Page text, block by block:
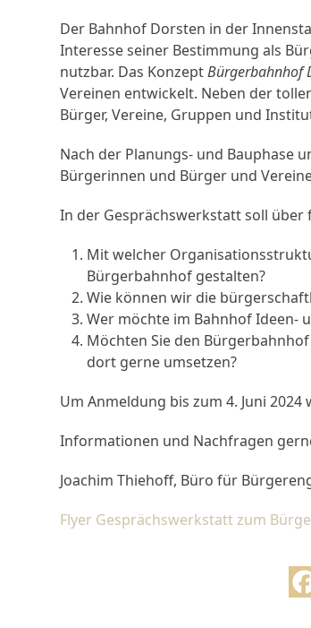
Der Bahnhof Dorsten in der
Interesse seiner Bestimmung als
nutzbar. Das KonzeptBürgerbahnhof
Vereinen entwickelt. Neben der
Bürger, Vereine, Gruppen und
Nach der Planungs- und Bauphase
Bürgerinnen und Bürger und
In der Gesprächswerkstatt soll
Mit welcher
Bürgerbahnhof gestalten?
Wie können wir die
Wer möchte im Bahnhof Ideen-
Möchten Sie den
dort gerne umsetzen?
Um Anmeldung bis zum 4. Juni
Informationen und Nachfragen
Joachim Thiehoff, Büro für
Flyer Gesprächswerkstatt zum